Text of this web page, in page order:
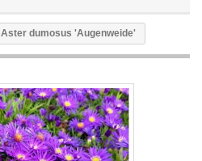
Aster dumosus 'Augenweide'